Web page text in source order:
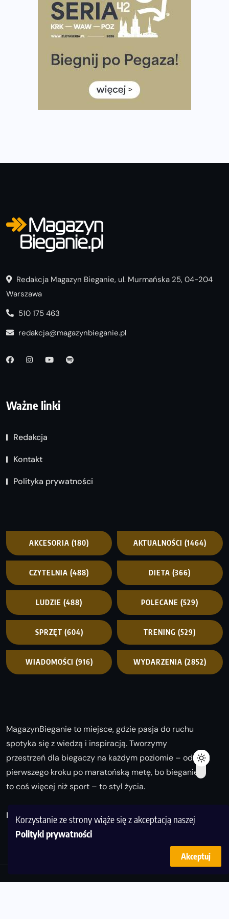
Korzystanie ze strony wiąże się z akceptacją naszej
Polityki prywatności
Akceptuj
Już w tę sobotę 35. Bieg Powstania Warszawskiego.
Wystartuje rekordowa liczba uczestników
35. Bieg Powstania Warszawskiego – praktyczny
Ile razy w tygodniu biegać? 3 treningi wystarczą? Jak
często biegać, żeby robić postępy
Już w ten weekend! Przed nami Nocny Portowy Maraton
i Półmaraton Szczeciński. Wszystko, co warto wiedzieć
Redakcja Magazyn Bieganie, ul. Murmańska 25, 04-204
Warszawa
510 175 463
redakcja@magazynbieganie.pl
Ważne linki
Redakcja
Kontakt
Polityka prywatności
AKCESORIA (180) AKTUALNOŚCI (1464)
CZYTELNIA (488) DIETA (366)
LUDZIE (488) POLECANE (529)
SPRZĘT (604) TRENING (529)
WIADOMOŚCI (916) WYDARZENIA (2852)
MagazynBieganie to miejsce, gdzie pasja do ruchu
spotyka się z wiedzą i inspiracją. Tworzymy
przestrzeń dla biegaczy na każdym poziomie – od
pierwszego kroku po maratońską metę, bo bieganie
to coś więcej niż sport – to styl życia.
Biegaj z nami i odkrywaj swoją najlepszą wersję!